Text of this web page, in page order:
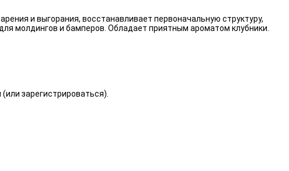
и выгорания, восстанавливает первоначальную структуру,
молдингов и бамперов. Обладает приятным ароматом клубники.
зарегистрироваться).